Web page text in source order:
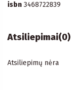
isbn 3468722839
Atsiliepimai(0)
Atsiliepimų nėra